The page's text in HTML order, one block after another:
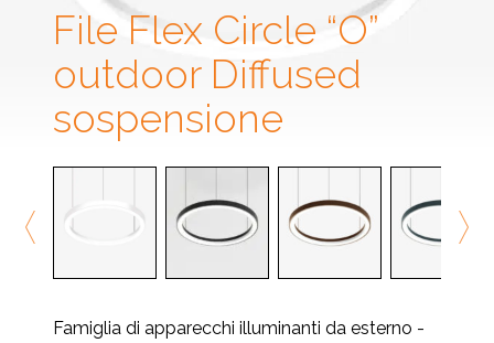
File Flex Circle “O”
outdoor Diffused
sospensione
Famiglia di apparecchi illuminanti da esterno -